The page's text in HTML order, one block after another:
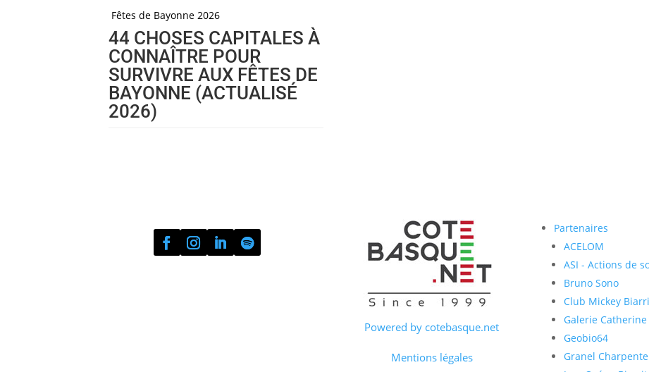
Fêtes de Bayonne 2026
44 CHOSES CAPITALES À
CONNAÎTRE POUR
SURVIVRE AUX FÊTES DE
BAYONNE (ACTUALISÉ
2026)
Powered by cotebasque.net
Mentions légales
Partenaires
ACELOM
ASI - Actions de
Bruno Sono
Club Mickey
Galerie
Geobio64
Granel Charpente